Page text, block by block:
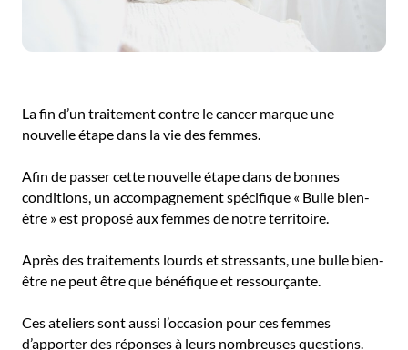
La fin d’un traitement contre le cancer marque une
nouvelle étape dans la vie des femmes.
Afin de passer cette nouvelle étape dans de bonnes
conditions, un accompagnement spécifique « Bulle bien-
être » est proposé aux femmes de notre territoire.
Après des traitements lourds et stressants, une bulle bien-
être ne peut être que bénéfique et ressourçante.
Ces ateliers sont aussi l’occasion pour ces femmes
d’apporter des réponses à leurs nombreuses questions.